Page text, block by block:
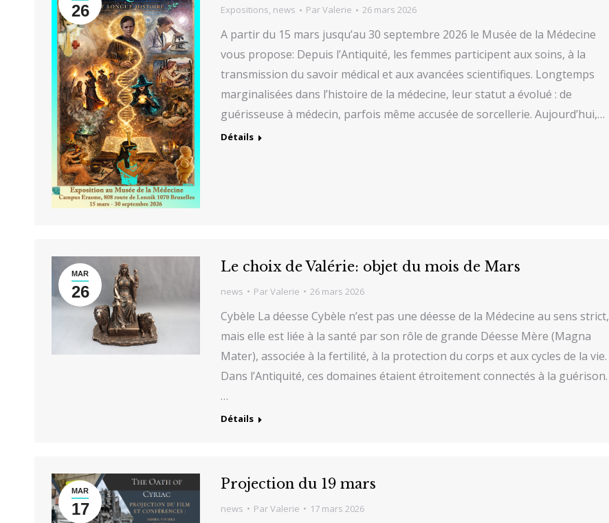
26 Expositions, news ParValerie 26 mars 2026
A partir du 15 mars jusqu’au 30 septembre 2026 le Musée de la Médecine
vous propose: Depuis l’Antiquité, les femmes participent aux soins, à la
transmission du savoir médical et aux avancées scientifiques. Longtemps
marginalisées dans l’histoire de la médecine, leur statut a évolué : de
guérisseuse à médecin, parfois même accusée de sorcellerie. Aujourd’hui,…
Détails
MAR
26
Le choix de Valérie: objet du mois de Mars
news ParValerie 26 mars 2026
Cybèle La déesse Cybèle n’est pas une déesse de la Médecine au sens strict,
mais elle est liée à la santé par son rôle de grande Déesse Mère (Magna
Mater), associée à la fertilité, à la protection du corps et aux cycles de la vie.
Dans l’Antiquité, ces domaines étaient étroitement connectés à la guérison.
…
Détails
MAR
17
Projection du 19 mars
news ParValerie 17 mars 2026